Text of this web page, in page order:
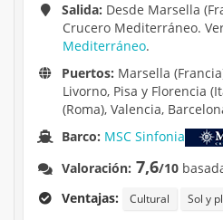
Salida: Desde Marsella
Crucero Mediterráneo.
Mediterráneo.
Puertos: Marsella
Livorno, Pisa y Florencia
(Roma), Valencia,
Barco: MSC Sinfonia
Valoración: 7,6/10
Ventajas:
Cultural Sol y